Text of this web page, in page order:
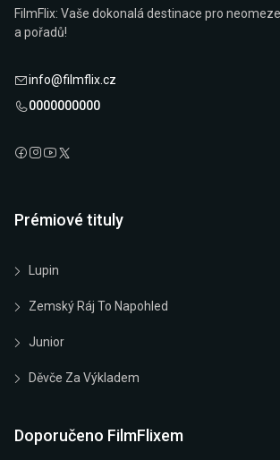
FilmFlix: Vaše dokonalá destinace pro
a pořadů!
info@filmflix.cz
0000000000
Prémiové tituly
Lupin
Zemský Ráj To Napohled
Junior
Děvče Za Výkladem
Doporučeno FilmFlixem